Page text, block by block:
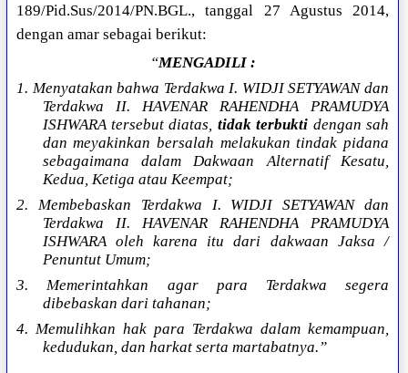
189/Pid.Sus/2014/PN.BGL., tanggal 27 Agustus 2014,
dengan amar sebagai berikut:
“MENGADILI :
1. Menyatakan bahwa Terdakwa I. WIDJI SETYAWAN dan
Terdakwa II. HAVENAR RAHENDHA PRAMUDYA
ISHWARA tersebut diatas, tidak terbukti dengan sah
dan meyakinkan bersalah melakukan tindak pidana
sebagaimana dalam Dakwaan Alternatif Kesatu,
Kedua, Ketiga atau Keempat;
2. Membebaskan Terdakwa I. WIDJI SETYAWAN dan
Terdakwa II. HAVENAR RAHENDHA PRAMUDYA
ISHWARA oleh karena itu dari dakwaan Jaksa /
Penuntut Umum;
3. Memerintahkan agar para Terdakwa segera
dibebaskan dari tahanan;
4. Memulihkan hak para Terdakwa dalam kemampuan,
kedudukan, dan harkat serta martabatnya.”